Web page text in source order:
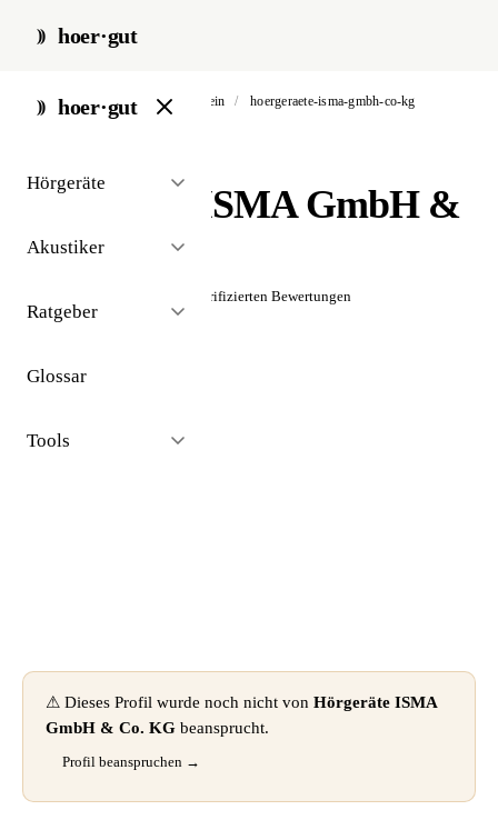
hoer·gut
hoer·gut
Hörgeräte
Akustiker
Ratgeber
Glossar
Tools
start / akustiker / bad lobenstein / hoergeraete-isma-gmbh-co-kg
Hörgeräte ISMA GmbH &
Co. KG
Noch keine verifizierten Bewertungen
⚠ Dieses Profil wurde noch nicht von Hörgeräte ISMA
GmbH & Co. KG beansprucht.
Profil beanspruchen →